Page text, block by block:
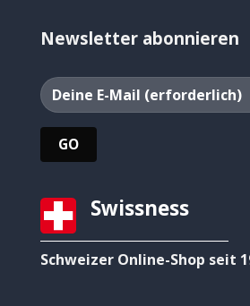
Newsletter abonnieren
Swissness
Schweizer Online-Shop seit